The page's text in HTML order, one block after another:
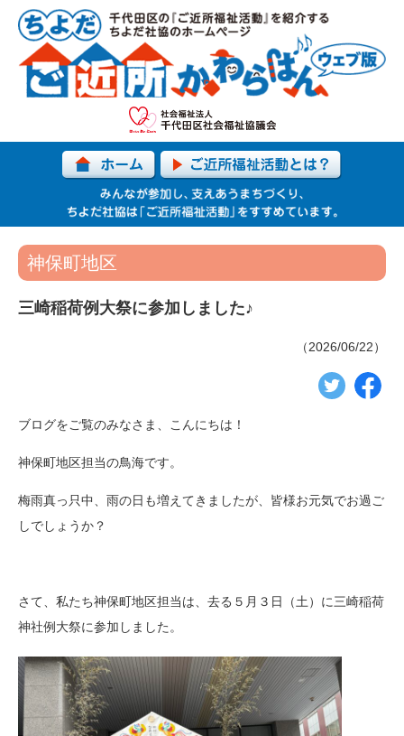
神保町地区
三崎稲荷例大祭に参加しました♪
（2026/06/22）
ブログをご覧のみなさま、こんにちは！
神保町地区担当の鳥海です。
梅雨真っ只中、雨の日も増えてきましたが、皆様お元気でお過ご
しでしょうか？
さて、私たち神保町地区担当は、去る５月３日（土）に三崎稲荷
神社例大祭に参加しました。